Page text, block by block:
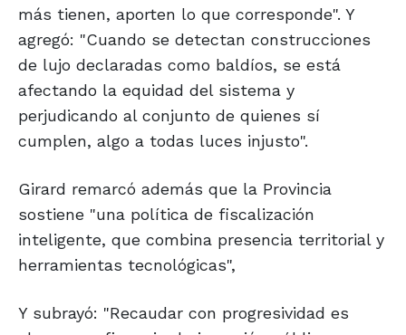
más tienen, aporten lo que corresponde". Y
agregó: "Cuando se detectan construcciones
de lujo declaradas como baldíos, se está
afectando la equidad del sistema y
perjudicando al conjunto de quienes sí
cumplen, algo a todas luces injusto".
Girard remarcó además que la Provincia
sostiene "una política de fiscalización
inteligente, que combina presencia territorial y
herramientas tecnológicas",
Y subrayó: "Recaudar con progresividad es